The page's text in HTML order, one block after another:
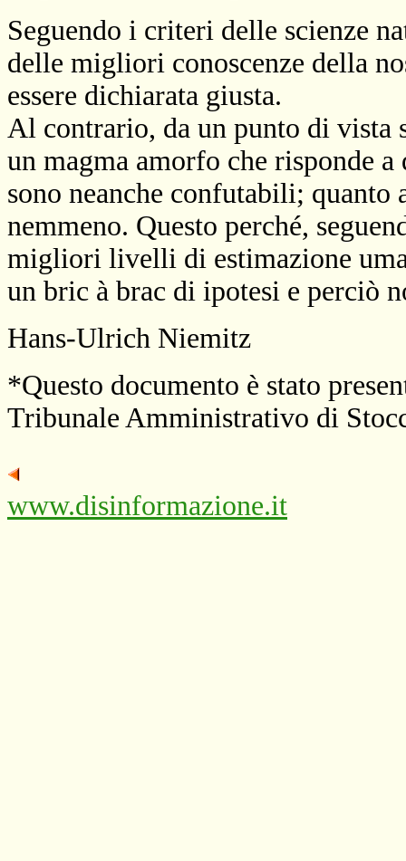
Seguendo i criteri delle scienze
delle migliori conoscenze della
essere dichiarata giusta.
Al contrario, da un punto di vista
un magma amorfo che risponde
sono neanche confutabili;
nemmeno. Questo perché,
migliori livelli di estimazione
un bric à brac di ipotesi e perciò
Hans-Ulrich Niemitz
*Questo documento è stato
Tribunale Amministrativo di
www.disinformazione.it